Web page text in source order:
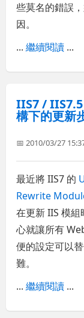
些莫名的錯誤
因。
...繼續閱讀 ...
IIS7 /
構下的更新
📅 2010/03/27
最近將 IIS7 的
Rewrite
在更新 IIS 模
心就讓所有
便的設定可以
難。
...繼續閱讀 ...